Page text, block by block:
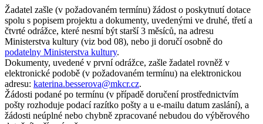
Žadatel zašle (v požadovaném termínu) žádost o poskytnutí dotace
spolu s popisem projektu a dokumenty, uvedenými ve druhé, třetí a
čtvrté odrážce, které nesmí být starší 3 měsíců, na adresu
Ministerstva kultury (viz bod 08), nebo ji doručí osobně do
podatelny Ministerstva kultury.
Dokumenty, uvedené v první odrážce, zašle žadatel rovněž v
elektronické podobě (v požadovaném termínu) na elektronickou
adresu: katerina.besserova@mkcr.cz.
Žádosti podané po termínu (v případě doručení prostřednictvím
pošty rozhoduje podací razítko pošty a u e-mailu datum zaslání), a
žádosti neúplné nebo chybně zpracované nebudou do výběrového